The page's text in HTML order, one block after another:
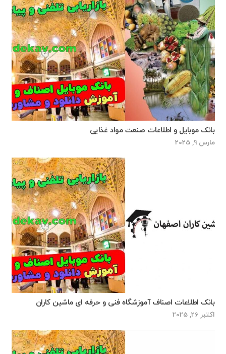
بانک موبایل و اطلاعات صنعت مواد غذایی
مارس 9, 2025
بانک اطلاعات اصناف آموزشگاه فنی و حرفه ای ماشین کاران
اکتبر 26, 2025